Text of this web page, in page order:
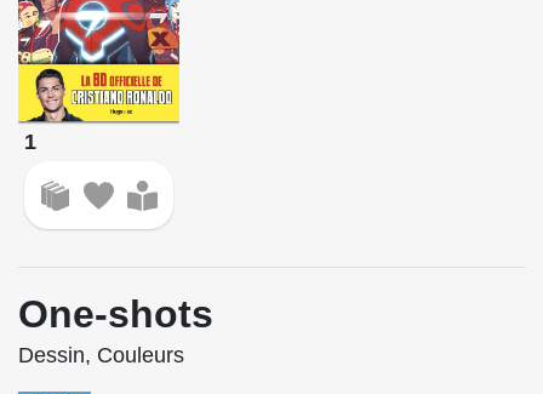
1
One-shots
Dessin, Couleurs